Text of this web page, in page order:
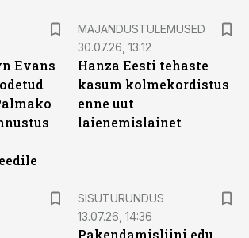
Evans
MAJANDUSTULEMUSED
30.07.26, 13:12
Hanza Eesti tehaste
kasum kolmekordistus
enne uut
laienemislainet
SISUTURUNDUS
13.07.26, 14:36
Pakendamisliini edu